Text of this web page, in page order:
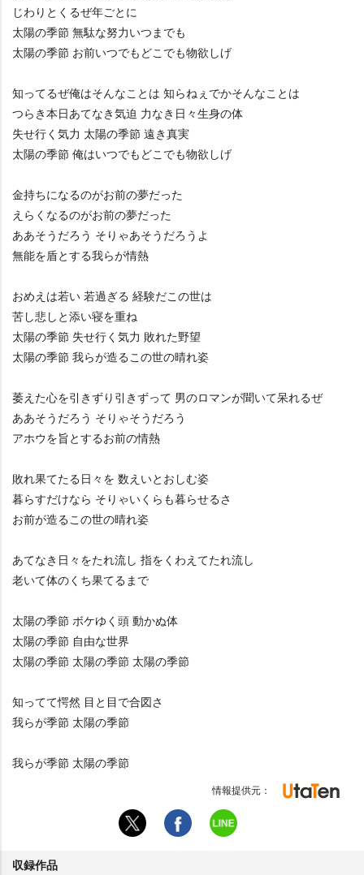
じわりとくるぜ年ごとに
太陽の季節 無駄な努力いつまでも
太陽の季節 お前いつでもどこでも物欲しげ
知ってるぜ俺はそんなことは 知らねぇでかそんなことは
つらき本日あてなき気迫 力なき日々生身の体
失せ行く気力 太陽の季節 遠き真実
太陽の季節 俺はいつでもどこでも物欲しげ
金持ちになるのがお前の夢だった
えらくなるのがお前の夢だった
ああそうだろう そりゃあそうだろうよ
無能を盾とする我らが情熱
おめえは若い 若過ぎる 経験だこの世は
苦し悲しと添い寝を重ね
太陽の季節 失せ行く気力 敗れた野望
太陽の季節 我らが造るこの世の晴れ姿
萎えた心を引きずり引きずって 男のロマンが聞いて呆れるぜ
ああそうだろう そりゃそうだろう
アホウを旨とするお前の情熱
敗れ果てたる日々を 数えいとおしむ姿
暮らすだけなら そりゃいくらも暮らせるさ
お前が造るこの世の晴れ姿
あてなき日々をたれ流し 指をくわえてたれ流し
老いて体のくち果てるまで
太陽の季節 ボケゆく頭 動かぬ体
太陽の季節 自由な世界
太陽の季節 太陽の季節 太陽の季節
知ってて愕然 目と目で合図さ
我らが季節 太陽の季節
我らが季節 太陽の季節
情報提供元：
収録作品